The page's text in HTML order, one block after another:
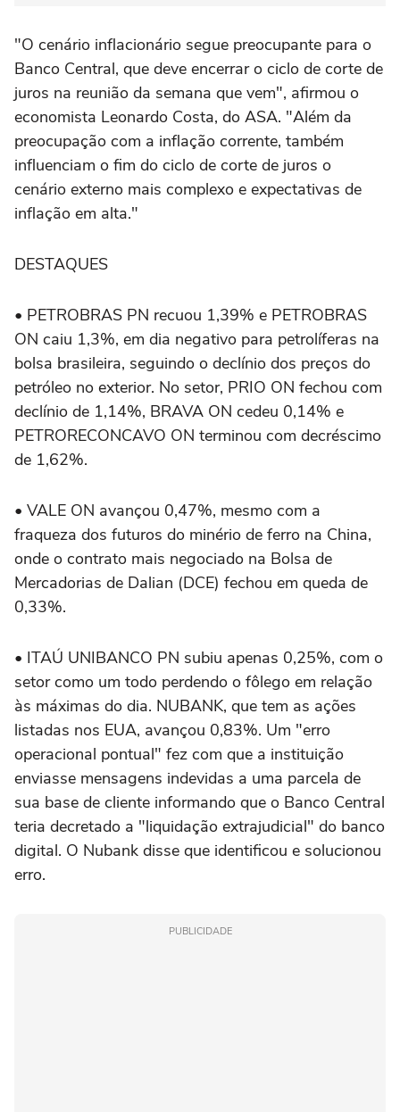
"O cenário inflacionário segue preocupante para o
Banco Central, que deve encerrar o ciclo de corte de
juros na reunião da semana que vem", afirmou o
economista Leonardo Costa, do ASA. "Além da
preocupação com a inflação corrente, ‌também
influenciam o fim do ciclo de corte de juros o
cenário externo mais complexo e expectativas de
inflação em alta."
DESTAQUES
• PETROBRAS PN recuou 1,39% e PETROBRAS
ON caiu 1,3%, em dia negativo para petrolíferas na
bolsa brasileira, seguindo o declínio dos preços do
petróleo no exterior. No setor, PRIO ON fechou com
declínio de 1,14%, BRAVA ON cedeu 0,14% ⁠e
PETRORECONCAVO ON terminou com decréscimo
de 1,62%.
• VALE ON avançou 0,47%, mesmo com a
fraqueza dos futuros do minério de ferro na China,
onde o contrato mais negociado na Bolsa de
Mercadorias de Dalian (DCE) fechou em queda de
0,33%.
• ITAÚ UNIBANCO PN subiu apenas 0,25%, com o
setor como um todo perdendo o fôlego em relação
às máximas do dia. NUBANK, que tem as ações
listadas nos EUA, avançou 0,83%. Um "erro
operacional pontual" fez com que a instituição
enviasse mensagens indevidas a uma parcela de
sua base de cliente informando que o Banco Central
teria decretado a "liquidação extrajudicial" do banco
digital. O Nubank disse que identificou e solucionou
erro.
PUBLICIDADE